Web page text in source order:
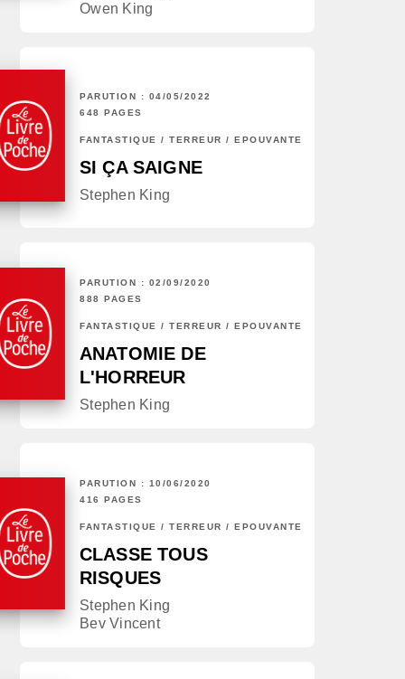
Owen King
PARUTION : 04/05/2022
648 PAGES
FANTASTIQUE / TERREUR / EPOUVANTE
SI ÇA SAIGNE
Stephen King
PARUTION : 02/09/2020
888 PAGES
FANTASTIQUE / TERREUR / EPOUVANTE
ANATOMIE DE
L'HORREUR
Stephen King
PARUTION : 10/06/2020
416 PAGES
FANTASTIQUE / TERREUR / EPOUVANTE
CLASSE TOUS
RISQUES
Stephen King
Bev Vincent